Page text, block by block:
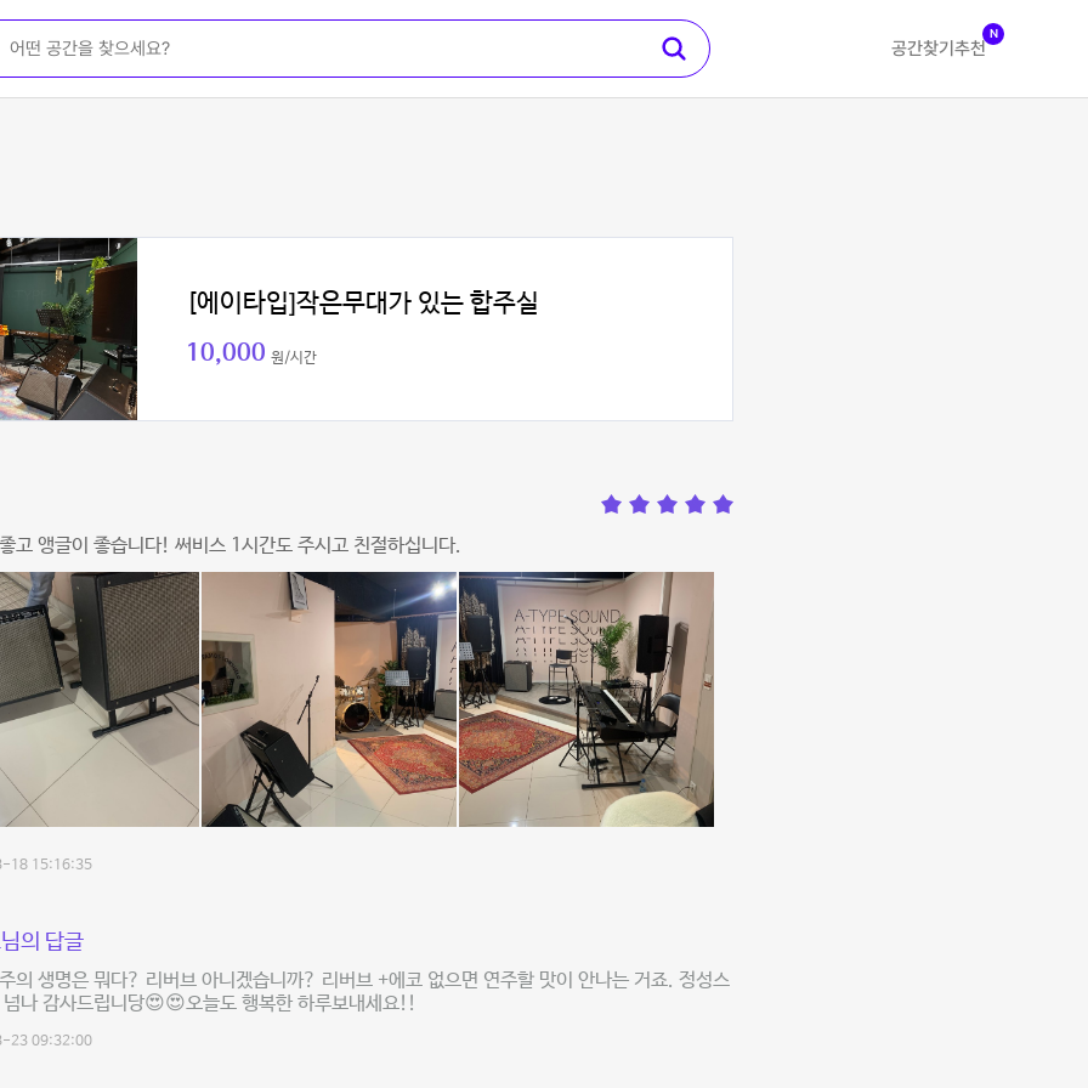
공간찾기 추천
N
[에이타입]작은무대가 있는 합주실
10,000 원/시간
고 앵글이 좋습니다! 써비스 1시간도 주시고 친절하십니다.
18 15:16:35
의 답글
의 생명은 뭐다? 리버브 아니겠습니까? 리버브 +에코 없으면 연주할 맛이 안나는 거죠. 정성스
나 감사드립니당😍😍오늘도 행복한 하루보내세요!!
23 09:32:00